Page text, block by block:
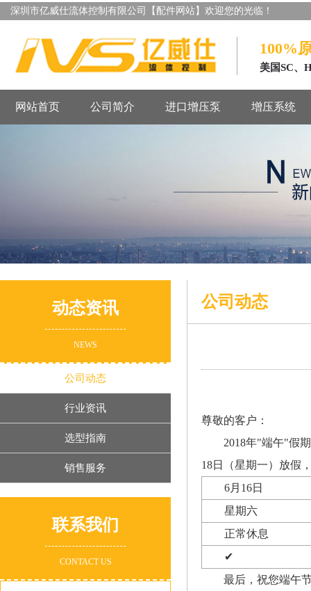
深圳市亿威仕流体控制有限公司【配件网站】欢迎您的光临！
100%
美国SC、
网站首页 公司简介 进口增压泵 增压系统
动态资讯
NEWS
公司动态
行业资讯
选型指南
销售服务
联系我们
CONTACT US
公司动态
尊敬的客户：
2018年"端午"假
18日（星期一）放假
6月16日
星期六
正常休息
✔
最后，祝您端午